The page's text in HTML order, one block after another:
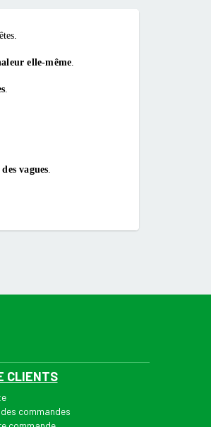
elle-même.
.
vagues.
CLIENTS
commandes